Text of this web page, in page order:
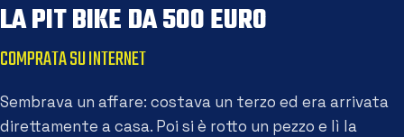
LA PIT BIKE DA 500 EURO
COMPRATA SU INTERNET
Sembrava un affare: costava un terzo ed era arrivata
direttamente a casa. Poi si è rotto un pezzo e lì la